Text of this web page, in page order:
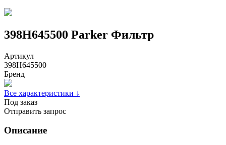
398H645500 Parker Фильтр
Артикул
398H645500
Бренд
Все характеристики ↓
Под заказ
Отправить запрос
Описание